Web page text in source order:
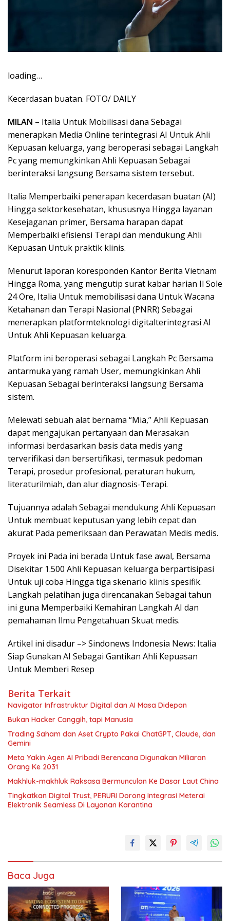
loading…
Kecerdasan buatan. FOTO/ DAILY
MILAN – Italia Untuk Mobilisasi dana Sebagai
menerapkan Media Online terintegrasi AI Untuk Ahli
Kepuasan keluarga, yang beroperasi sebagai Langkah
Pc yang memungkinkan Ahli Kepuasan Sebagai
berinteraksi langsung Bersama sistem tersebut.
Italia Memperbaiki penerapan kecerdasan buatan (AI)
Hingga sektorkesehatan, khususnya Hingga layanan
Kesejaganan primer, Bersama harapan dapat
Memperbaiki efisiensi Terapi dan mendukung Ahli
Kepuasan Untuk praktik klinis.
Menurut laporan koresponden Kantor Berita Vietnam
Hingga Roma, yang mengutip surat kabar harian Il Sole
24 Ore, Italia Untuk memobilisasi dana Untuk Wacana
Ketahanan dan Terapi Nasional (PNRR) Sebagai
menerapkan platformteknologi digitalterintegrasi AI
Untuk Ahli Kepuasan keluarga.
Platform ini beroperasi sebagai Langkah Pc Bersama
antarmuka yang ramah User, memungkinkan Ahli
Kepuasan Sebagai berinteraksi langsung Bersama
sistem.
Melewati sebuah alat bernama “Mia,” Ahli Kepuasan
dapat mengajukan pertanyaan dan Merasakan
informasi berdasarkan basis data medis yang
terverifikasi dan bersertifikasi, termasuk pedoman
Terapi, prosedur profesional, peraturan hukum,
literaturilmiah, dan alur diagnosis-Terapi.
Tujuannya adalah Sebagai mendukung Ahli Kepuasan
Untuk membuat keputusan yang lebih cepat dan
akurat Pada pemeriksaan dan Perawatan Medis medis.
Proyek ini Pada ini berada Untuk fase awal, Bersama
Disekitar 1.500 Ahli Kepuasan keluarga berpartisipasi
Untuk uji coba Hingga tiga skenario klinis spesifik.
Langkah pelatihan juga direncanakan Sebagai tahun
ini guna Memperbaiki Kemahiran Langkah AI dan
pemahaman Ilmu Pengetahuan Skuat medis.
Artikel ini disadur –> Sindonews Indonesia News: Italia
Siap Gunakan AI Sebagai Gantikan Ahli Kepuasan
Untuk Memberi Resep
Berita Terkait
Navigator Infrastruktur Digital dan AI Masa Didepan
Bukan Hacker Canggih, tapi Manusia
Trading Saham dan Aset Crypto Pakai ChatGPT, Claude, dan
Gemini
Meta Yakin Agen AI Pribadi Berencana Digunakan Miliaran
Orang Ke 2031
Makhluk-makhluk Raksasa Bermunculan Ke Dasar Laut China
Tingkatkan Digital Trust, PERURI Dorong Integrasi Meterai
Elektronik Seamless Di Layanan Karantina
Baca Juga